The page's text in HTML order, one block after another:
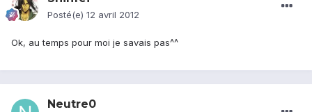
Posté(e) 12 avril 2012
Ok, au temps pour moi je savais pas^^
Neutre0